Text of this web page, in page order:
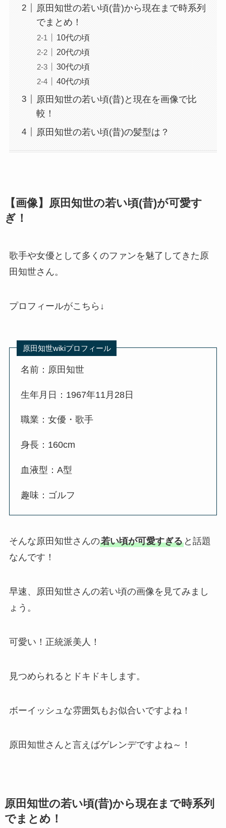
原田知世の若い頃(昔)から現在まで時系列
でまとめ！
10代の頃
20代の頃
30代の頃
40代の頃
原田知世の若い頃(昔)と現在を画像で比
較！
原田知世の若い頃(昔)の髪型は？
【画像】原田知世の若い頃(昔)が可愛す
ぎ！
歌手や女優として多くのファンを魅了してきた原
田知世さん。
プロフィールがこちら↓
原田知世wikiプロフィール
名前：原田知世
生年月日：1967年11月28日
職業：女優・歌手
身長：160cm
血液型：A型
趣味：ゴルフ
そんな原田知世さんの若い頃が可愛すぎると話題
なんです！
早速、原田知世さんの若い頃の画像を見てみまし
ょう。
可愛い！正統派美人！
見つめられるとドキドキします。
ボーイッシュな雰囲気もお似合いですよね！
原田知世さんと言えばゲレンデですよね～！
原田知世の若い頃(昔)から現在まで時系列
でまとめ！